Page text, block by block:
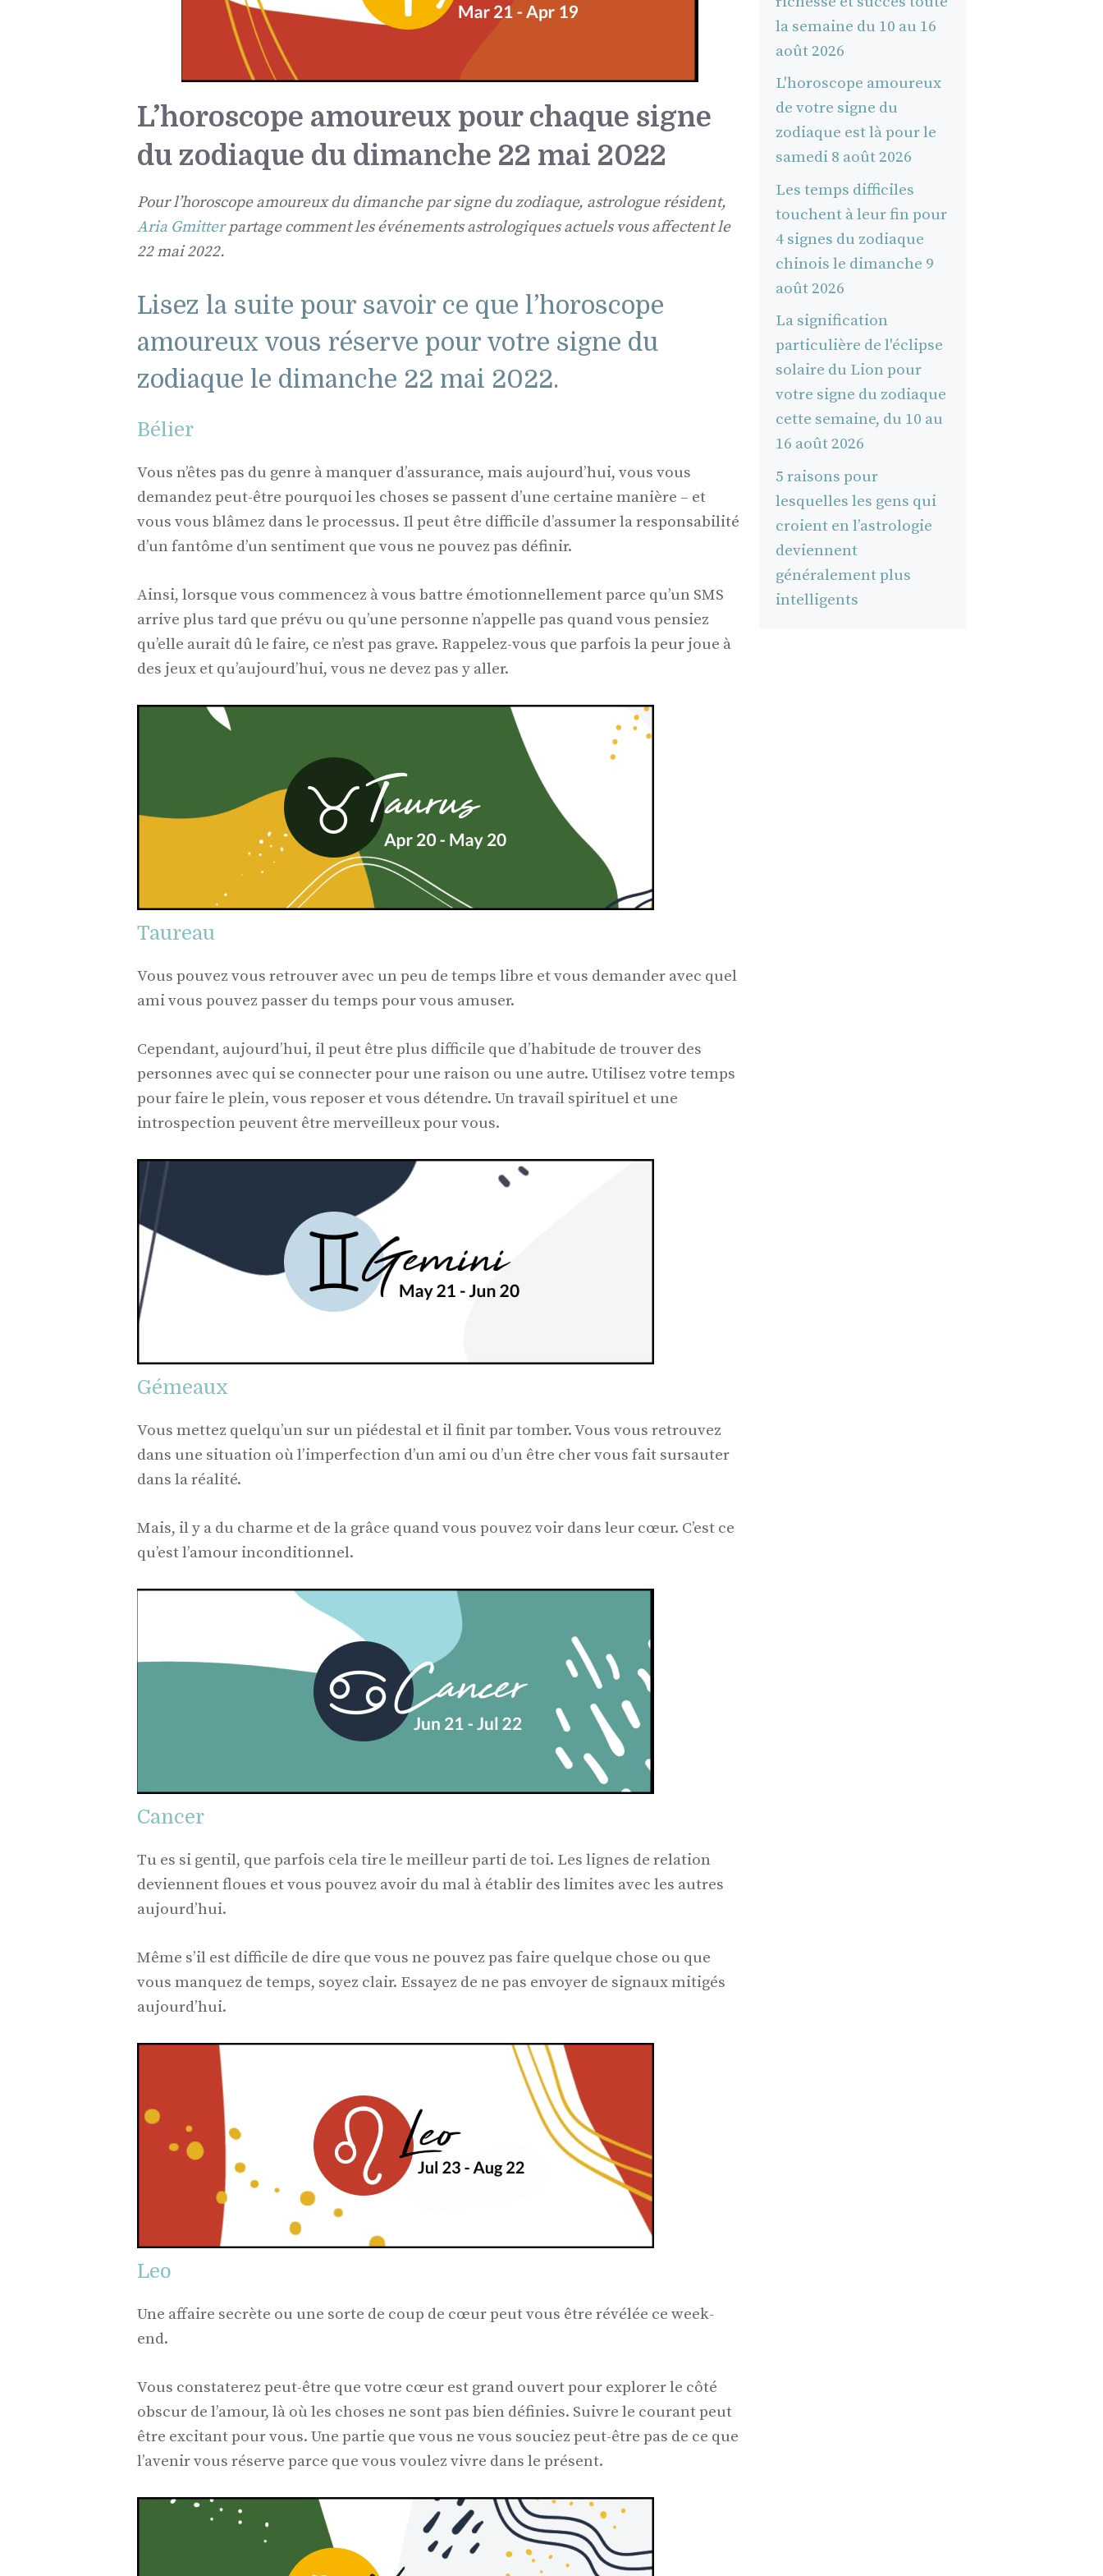
L’horoscope amoureux pour chaque signe
du zodiaque du dimanche 22 mai 2022
Pour l’horoscope amoureux du dimanche par signe du zodiaque, astrologue résident,
Aria Gmitterpartage comment les événements astrologiques actuels vous affectent le
22 mai 2022.
Lisez la suite pour savoir ce que l’horoscope
amoureux vous réserve pour votre signe du
zodiaque le dimanche 22 mai 2022.
Bélier
Vous n’êtes pas du genre à manquer d’assurance, mais aujourd’hui, vous vous
demandez peut-être pourquoi les choses se passent d’une certaine manière – et
vous vous blâmez dans le processus. Il peut être difficile d’assumer la responsabilité
d’un fantôme d’un sentiment que vous ne pouvez pas définir.
Ainsi, lorsque vous commencez à vous battre émotionnellement parce qu’un SMS
arrive plus tard que prévu ou qu’une personne n’appelle pas quand vous pensiez
qu’elle aurait dû le faire, ce n’est pas grave. Rappelez-vous que parfois la peur joue à
des jeux et qu’aujourd’hui, vous ne devez pas y aller.
Taureau
Vous pouvez vous retrouver avec un peu de temps libre et vous demander avec quel
ami vous pouvez passer du temps pour vous amuser.
Cependant, aujourd’hui, il peut être plus difficile que d’habitude de trouver des
personnes avec qui se connecter pour une raison ou une autre. Utilisez votre temps
pour faire le plein, vous reposer et vous détendre. Un travail spirituel et une
introspection peuvent être merveilleux pour vous.
Gémeaux
Vous mettez quelqu’un sur un piédestal et il finit par tomber. Vous vous retrouvez
dans une situation où l’imperfection d’un ami ou d’un être cher vous fait sursauter
dans la réalité.
Mais, il y a du charme et de la grâce quand vous pouvez voir dans leur cœur. C’est ce
qu’est l’amour inconditionnel.
Cancer
Tu es si gentil, que parfois cela tire le meilleur parti de toi. Les lignes de relation
deviennent floues et vous pouvez avoir du mal à établir des limites avec les autres
aujourd’hui.
Même s’il est difficile de dire que vous ne pouvez pas faire quelque chose ou que
vous manquez de temps, soyez clair. Essayez de ne pas envoyer de signaux mitigés
aujourd’hui.
Leo
Une affaire secrète ou une sorte de coup de cœur peut vous être révélée ce week-
end.
Vous constaterez peut-être que votre cœur est grand ouvert pour explorer le côté
obscur de l’amour, là où les choses ne sont pas bien définies. Suivre le courant peut
être excitant pour vous. Une partie que vous ne vous souciez peut-être pas de ce que
l’avenir vous réserve parce que vous voulez vivre dans le présent.
la semaine du 10 au 16
août 2026
L'horoscope amoureux
de votre signe du
zodiaque est là pour le
samedi 8 août 2026
Les temps difficiles
touchent à leur fin pour
4 signes du zodiaque
chinois le dimanche 9
août 2026
La signification
particulière de l'éclipse
solaire du Lion pour
votre signe du zodiaque
cette semaine, du 10 au
16 août 2026
5 raisons pour
lesquelles les gens qui
croient en l’astrologie
deviennent
généralement plus
intelligents